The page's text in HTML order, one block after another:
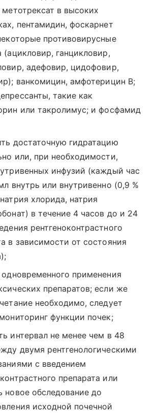
метотрексат в высоких
пентамидин, фоскарнет
противовирусные
(ацикловир, ганцикловир,
адефовир, цидофовир,
ванкомицин, амфотерицин В;
такие как
или такролимус; и фосфамид
достаточную гидратацию
или, при необходимости,
инфузий (каждый час
внутрь или внутривенно (0,9 %
хлорида, натрия
в течение 4 часов до и 24
рентгеноконтрастного
в зависимости от состояния
одновременного применения
препаратов; если же
необходимо, следует
функции почек;
интервал не менее чем в 48
двумя рентгенологическими
с введением
препарата или
новое обследование до
исходной почечной